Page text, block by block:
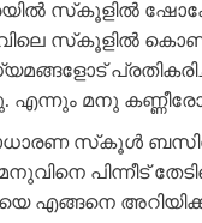
സ്‌കൂളില്‍
സ്‌കൂളില്‍ കൊണ്ട്
എന്നും മനു
സ്‌കൂള്‍
പിന്നീട്
എങ്ങനെ